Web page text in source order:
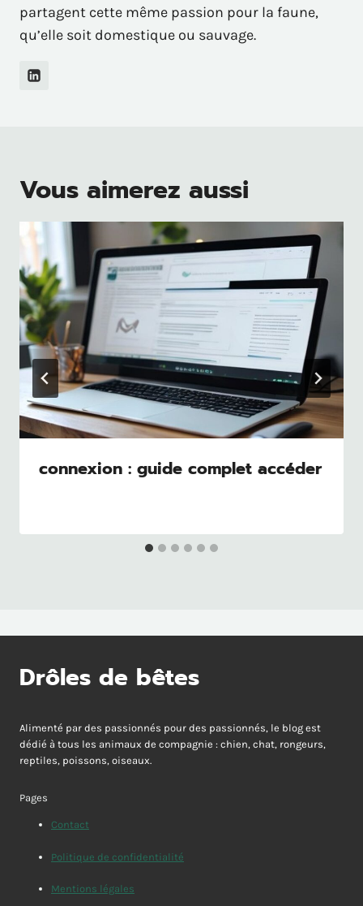
partagent cette même passion pour la faune,
qu’elle soit domestique ou sauvage.
Vous aimerez aussi
connexion : guide complet accéder
Drôles de bêtes
Alimenté par des passionnés pour des passionnés, le blog est
dédié à tous les animaux de compagnie : chien, chat, rongeurs,
reptiles, poissons, oiseaux.
Pages
Contact
Politique de confidentialité
Mentions légales